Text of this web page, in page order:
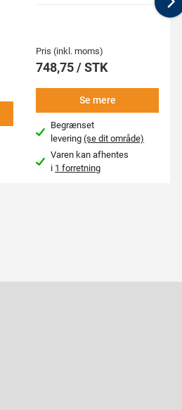
Pris (inkl. moms)
748,75 / STK
Se mere
Begrænset
levering(se dit område)
Varen kan afhentes
i 1 forretning